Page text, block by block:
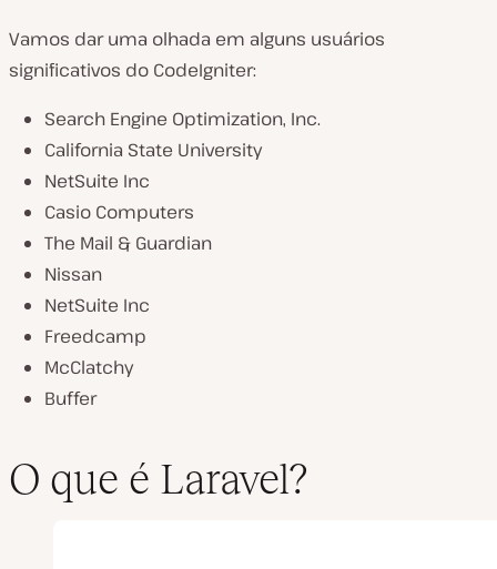
Vamos dar uma olhada em alguns usuários
significativos do CodeIgniter:
Search Engine Optimization, Inc.
California State University
NetSuite Inc
Casio Computers
The Mail & Guardian
Nissan
NetSuite Inc
Freedcamp
McClatchy
Buffer
O que é Laravel?